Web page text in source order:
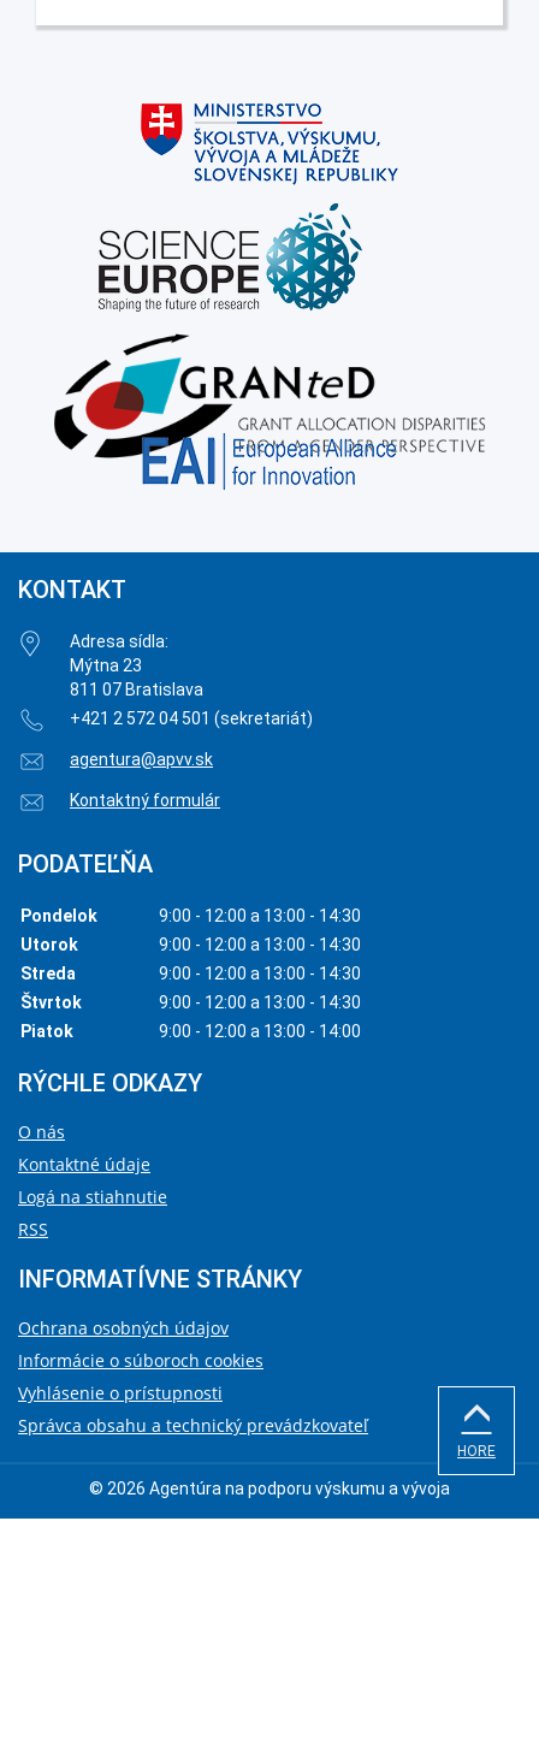
KONTAKT
Adresa sídla:
Mýtna 23
811 07 Bratislava
+421 2 572 04 501 (sekretariát)
agentura@apvv.sk
Kontaktný formulár
PODATEĽŇA
Pondelok
9:00 - 12:00 a 13:00 - 14:30
Utorok
9:00 - 12:00 a 13:00 - 14:30
Streda
9:00 - 12:00 a 13:00 - 14:30
Štvrtok
9:00 - 12:00 a 13:00 - 14:30
Piatok
9:00 - 12:00 a 13:00 - 14:00
RÝCHLE ODKAZY
O nás
Kontaktné údaje
Logá na stiahnutie
RSS
INFORMATÍVNE STRÁNKY
Ochrana osobných údajov
Informácie o súboroch cookies
Vyhlásenie o prístupnosti
Správca obsahu a technický prevádzkovateľ
© 2026 Agentúra na podporu výskumu a vývoja
HORE